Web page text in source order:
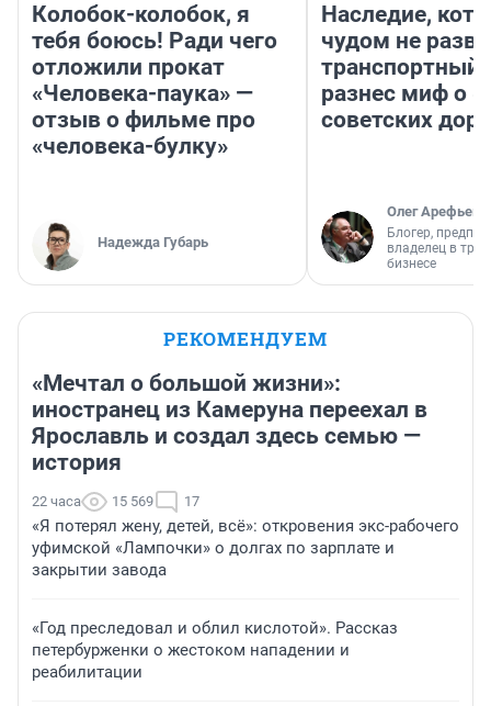
Колобок-колобок, я
тебя боюсь! Ради чего
отложили прокат
«Человека-паука» —
отзыв о фильме про
«человека-булку»
Надежда Губарь
Наследие,
чудом не
транспортный
разнес миф о
советских
Олег Арефьев
Блогер,
владелец в
бизнесе
РЕКОМЕНДУЕМ
«Мечтал о большой жизни»:
иностранец из Камеруна переехал в
Ярославль и создал здесь семью —
история
22 часа 15 569 17
«Я потерял жену, детей, всё»: откровения экс-рабочего
уфимской «Лампочки» о долгах по зарплате и
закрытии завода
«Год преследовал и облил кислотой». Рассказ
петербурженки о жестоком нападении и
реабилитации